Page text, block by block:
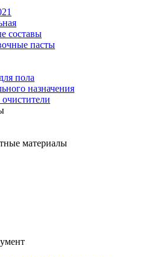
составы
пасты
пола
назначения
материалы